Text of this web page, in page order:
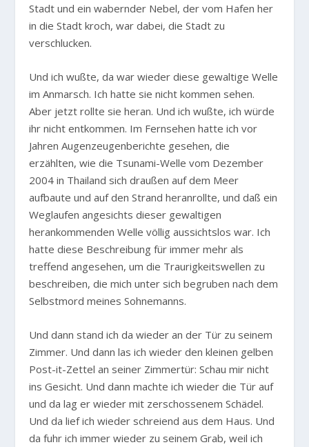
Stadt und ein wabernder Nebel, der vom Hafen her
in die Stadt kroch, war dabei, die Stadt zu
verschlucken.
Und ich wußte, da war wieder diese gewaltige Welle
im Anmarsch. Ich hatte sie nicht kommen sehen.
Aber jetzt rollte sie heran. Und ich wußte, ich würde
ihr nicht entkommen. Im Fernsehen hatte ich vor
Jahren Augenzeugenberichte gesehen, die
erzählten, wie die Tsunami-Welle vom Dezember
2004 in Thailand sich draußen auf dem Meer
aufbaute und auf den Strand heranrollte, und daß ein
Weglaufen angesichts dieser gewaltigen
herankommenden Welle völlig aussichtslos war. Ich
hatte diese Beschreibung für immer mehr als
treffend angesehen, um die Traurigkeitswellen zu
beschreiben, die mich unter sich begruben nach dem
Selbstmord meines Sohnemanns.
Und dann stand ich da wieder an der Tür zu seinem
Zimmer. Und dann las ich wieder den kleinen gelben
Post-it-Zettel an seiner Zimmertür: Schau mir nicht
ins Gesicht. Und dann machte ich wieder die Tür auf
und da lag er wieder mit zerschossenem Schädel.
Und da lief ich wieder schreiend aus dem Haus. Und
da fuhr ich immer wieder zu seinem Grab, weil ich